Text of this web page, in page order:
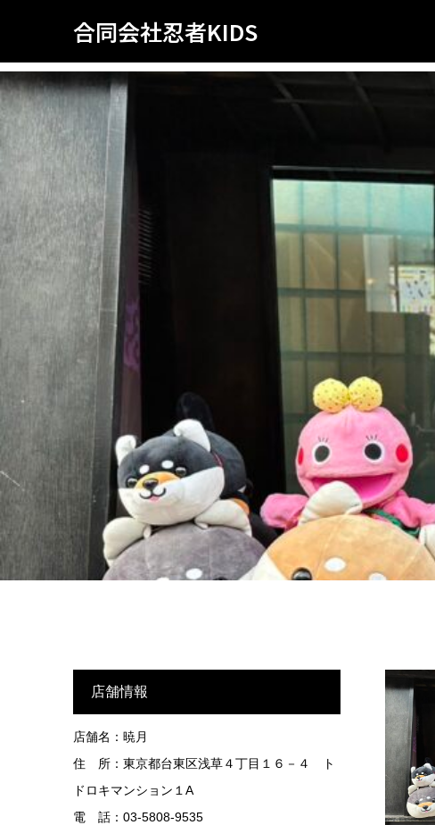
合同会社忍者KIDS
店舗情報
店舗名：暁月
住 所：東京都台東区浅草４丁目１６－４ ト
ドロキマンション１A
電 話：03-5808-9535